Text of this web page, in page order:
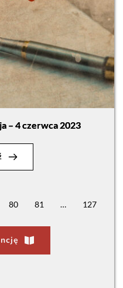
– 4 czerwca 2023
80 81 … 127